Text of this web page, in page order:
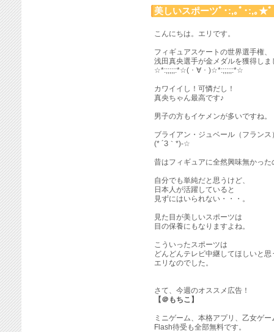
美しいスポーツﾟ･:,｡ﾟ･:,｡★
こんにちは。エリです。
フィギュアスケートの世界選手権、
浅田真央選手が金メダルを獲得しま
☆*:;;;;;:*☆( ･ ∀ ･ )☆*:;;;;;:*☆
カワイイし！可憐だし！
真央ちゃん最高です♪
男子の方もイケメンが多いですね。
ブライアン・ジュベール（フラン
(* ´З｀*)-☆
昔はフィギュアに全然興味無かった
自分でも単純だと思うけど、
日本人が活躍していると
見ずにはいられない・・・。
見た目が美しいスポーツは
目の保養にもなりますよね。
こういったスポーツは
どんどんテレビ中継してほしいと思
エリなのでした。
さて、今週のオススメ広告！
【＠もちこ】
ミニゲーム、本格アプリ、乙女ゲ
Flash待受も全部無料です。